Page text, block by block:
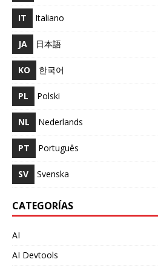
IT Italiano
JA 日本語
KO 한국어
PL Polski
NL Nederlands
PT Português
SV Svenska
CATEGORÍAS
AI
AI Devtools